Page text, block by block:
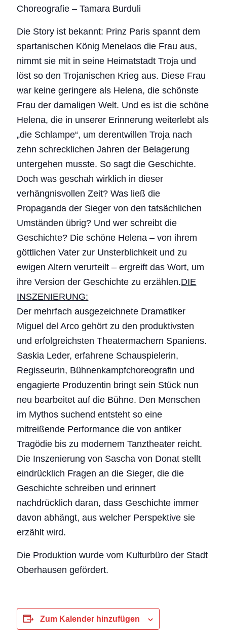
Choreografie – Tamara Burduli
Die Story ist bekannt: Prinz Paris spannt dem
spartanischen König Menelaos die Frau aus,
nimmt sie mit in seine Heimatstadt Troja und
löst so den Trojanischen Krieg aus. Diese Frau
war keine geringere als Helena, die schönste
Frau der damaligen Welt. Und es ist die schöne
Helena, die in unserer Erinnerung weiterlebt als
„die Schlampe“, um derentwillen Troja nach
zehn schrecklichen Jahren der Belagerung
untergehen musste. So sagt die Geschichte.
Doch was geschah wirklich in dieser
verhängnisvollen Zeit? Was ließ die
Propaganda der Sieger von den tatsächlichen
Umständen übrig? Und wer schreibt die
Geschichte? Die schöne Helena – von ihrem
göttlichen Vater zur Unsterblichkeit und zu
ewigen Altern verurteilt – ergreift das Wort, um
ihre Version der Geschichte zu erzählen.DIE
INSZENIERUNG:
Der mehrfach ausgezeichnete Dramatiker
Miguel del Arco gehört zu den produktivsten
und erfolgreichsten Theatermachern Spaniens.
Saskia Leder, erfahrene Schauspielerin,
Regisseurin, Bühnenkampfchoreografin und
engagierte Produzentin bringt sein Stück nun
neu bearbeitet auf die Bühne. Den Menschen
im Mythos suchend entsteht so eine
mitreißende Performance die von antiker
Tragödie bis zu modernem Tanztheater reicht.
Die Inszenierung von Sascha von Donat stellt
eindrücklich Fragen an die Sieger, die die
Geschichte schreiben und erinnert
nachdrücklich daran, dass Geschichte immer
davon abhängt, aus welcher Perspektive sie
erzählt wird.
Die Produktion wurde vom Kulturbüro der Stadt
Oberhausen gefördert.
Zum Kalender hinzufügen